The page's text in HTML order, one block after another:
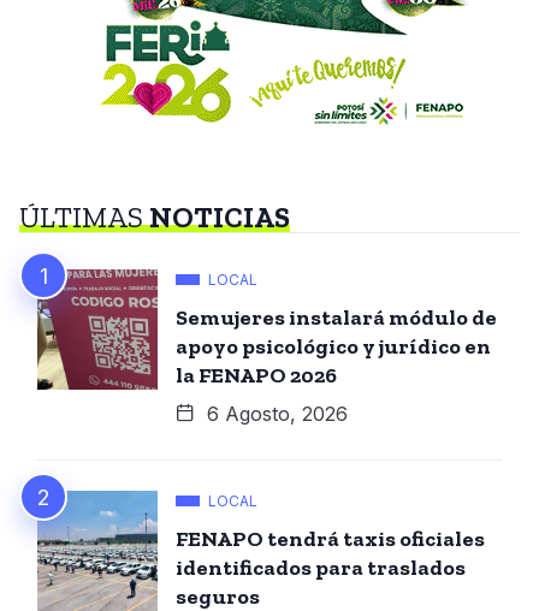
ÚLTIMASNOTICIAS
LOCAL
Semujeres instalará módulo de
apoyo psicológico y jurídico en
la FENAPO 2026
6 Agosto, 2026
LOCAL
FENAPO tendrá taxis oficiales
identificados para traslados
seguros